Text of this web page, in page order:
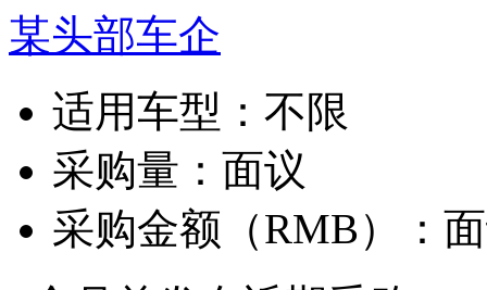
某头部车企
适用车型： 不限
采购量： 面议
采购金额（RMB）：